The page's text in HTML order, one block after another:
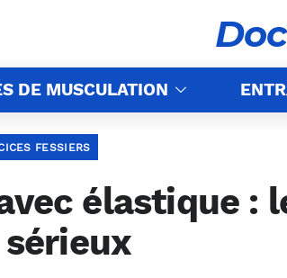
DE MUSCULATION
FESSIERS
élastique :